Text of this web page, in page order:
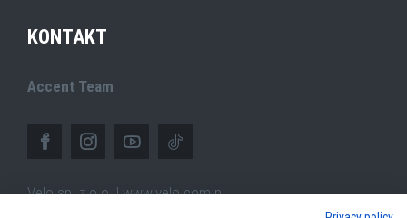
KONTAKT
Accent Team
Velo sp. z o.o. | www.velo.com.pl